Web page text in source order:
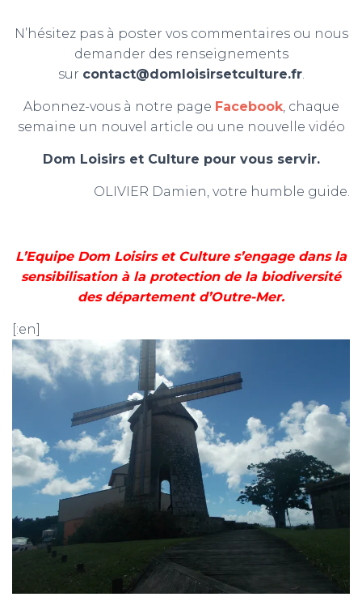
N’hésitez pas à poster vos commentaires ou nous
demander des renseignements
sur contact@domloisirsetculture.fr.
Abonnez-vous à notre page Facebook, chaque
semaine un nouvel article ou une nouvelle vidéo
Dom Loisirs et Culture pour vous servir.
OLIVIER Damien, votre humble guide.
L’Equipe Dom Loisirs et Culture s’engage dans la
sensibilisation à la protection de la biodiversité
des département d’Outre-Mer.
[:en]